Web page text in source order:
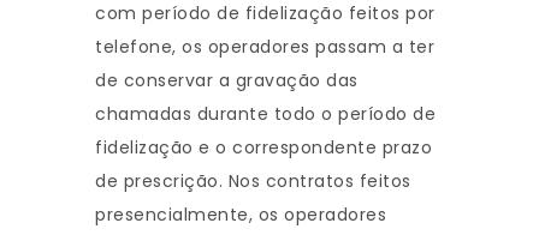
com período de fidelização feitos por
telefone, os operadores passam a ter
de conservar a gravação das
chamadas durante todo o período de
fidelização e o correspondente prazo
de prescrição. Nos contratos feitos
presencialmente, os operadores